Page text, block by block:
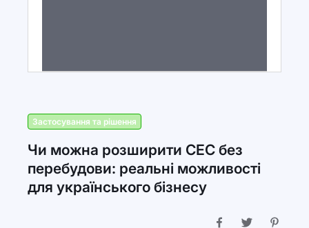
Застосування та рішення
Чи можна розширити СЕС без
перебудови: реальні можливості
для українського бізнесу